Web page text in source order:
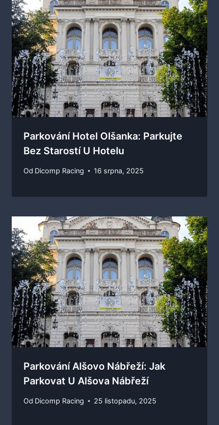
Parkování Hotel Olšanka: Parkujte
Bez Starostí U Hotelu
Od Dicomp Racing 16 srpna, 2025
Parkování Alšovo Nábřeží: Jak
Parkovat U Alšova Nábřeží
Od Dicomp Racing 25 listopadu, 2025